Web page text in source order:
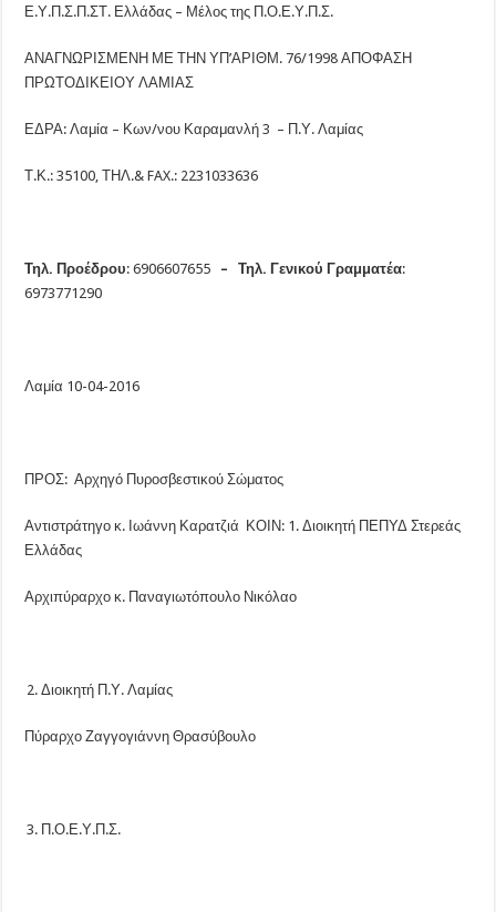
Ε.Υ.Π.Σ.Π.ΣΤ. Ελλάδας – Μέλος της Π.Ο.Ε.Υ.Π.Σ.
ΑΝΑΓΝΩΡΙΣΜΕΝΗ ΜΕ ΤΗΝ ΥΠ’ΑΡΙΘΜ. 76/1998 ΑΠΟΦΑΣΗ
ΠΡΩΤΟΔΙΚΕΙΟΥ ΛΑΜΙΑΣ
ΕΔΡΑ: Λαμία – Κων/νου Καραμανλή 3 – Π.Υ. Λαμίας
Τ.Κ.: 35100, ΤΗΛ.& FAX.: 2231033636
Τηλ. Προέδρου: 6906607655 – Τηλ. Γενικού Γραμματέα:
6973771290
Λαμία 10-04-2016
ΠΡΟΣ: Αρχηγό Πυροσβεστικού Σώματος
Αντιστράτηγο κ. Ιωάννη Καρατζιά ΚΟΙΝ: 1. Διοικητή ΠΕΠΥΔ Στερεάς
Ελλάδας
Αρχιπύραρχο κ. Παναγιωτόπουλο Νικόλαο
Διοικητή Π.Υ. Λαμίας
Πύραρχο Ζαγγογιάννη Θρασύβουλο
Π.Ο.Ε.Υ.Π.Σ.